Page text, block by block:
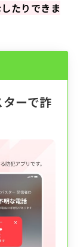
たりできま
ーで詐